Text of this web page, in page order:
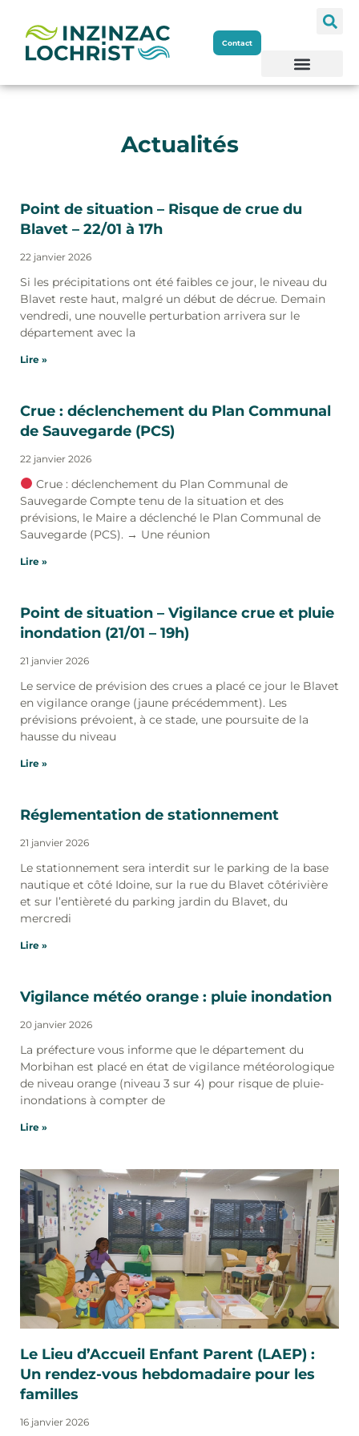
Aller
au
contenu
Contact
Actualités
Point de situation – Risque de crue du
Blavet – 22/01 à 17h
22 janvier 2026
Si les précipitations ont été faibles ce jour, le niveau du
Blavet reste haut, malgré un début de décrue. Demain
vendredi, une nouvelle perturbation arrivera sur le
département avec la
Lire »
Crue : déclenchement du Plan Communal
de Sauvegarde (PCS)
22 janvier 2026
Crue : déclenchement du Plan Communal de
Sauvegarde Compte tenu de la situation et des
prévisions, le Maire a déclenché le Plan Communal de
Sauvegarde (PCS). → Une réunion
Lire »
Point de situation – Vigilance crue et pluie
inondation (21/01 – 19h)
21 janvier 2026
Le service de prévision des crues a placé ce jour le Blavet
en vigilance orange (jaune précédemment). Les
prévisions prévoient, à ce stade, une poursuite de la
hausse du niveau
Lire »
Réglementation de stationnement
21 janvier 2026
Le stationnement sera interdit sur le parking de la base
nautique et côté Idoine, sur la rue du Blavet côtérivière
et sur l’entièreté du parking jardin du Blavet, du
mercredi
Lire »
Vigilance météo orange : pluie inondation
20 janvier 2026
La préfecture vous informe que le département du
Morbihan est placé en état de vigilance météorologique
de niveau orange (niveau 3 sur 4) pour risque de pluie-
inondations à compter de
Lire »
Le Lieu d’Accueil Enfant Parent (LAEP) :
Un rendez-vous hebdomadaire pour les
familles
16 janvier 2026